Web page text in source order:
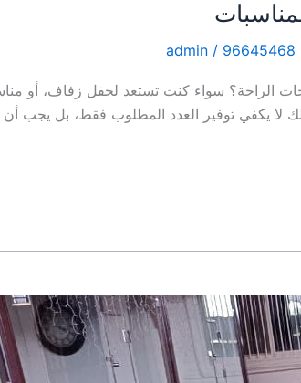
/
admin
سواء كنت تستعد لحفل زفاف، أو
لا يكفي توفير العدد المطلوب فقط، بل يجب